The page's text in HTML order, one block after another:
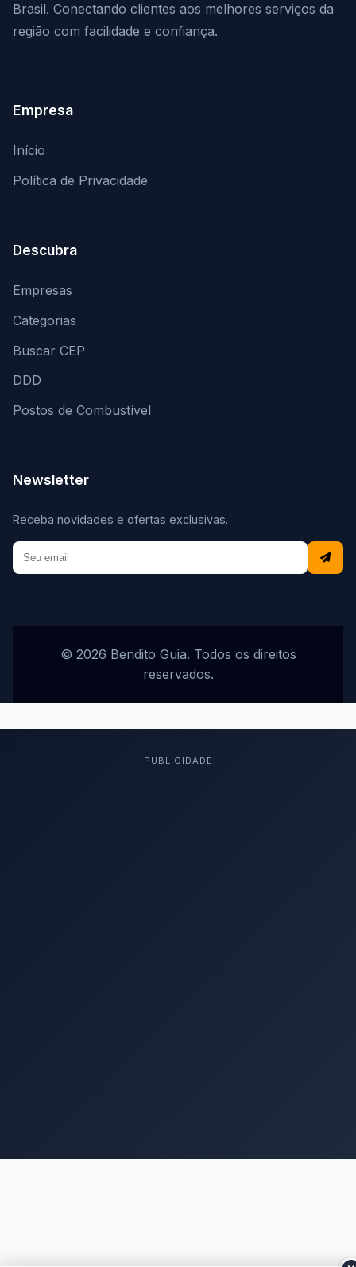
Brasil. Conectando clientes aos melhores serviços da
região com facilidade e confiança.
Empresa
Início
Política de Privacidade
Descubra
Empresas
Categorias
Buscar CEP
DDD
Postos de Combustível
Newsletter
Receba novidades e ofertas exclusivas.
© 2026 Bendito Guia. Todos os direitos
reservados.